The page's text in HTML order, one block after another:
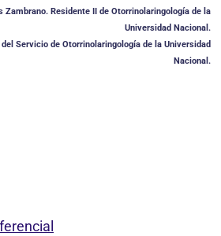
Zambrano. Residente II de Otorrinolaringología de la
Universidad Nacional.
Servicio de Otorrinolaringología de la Universidad
Nacional.